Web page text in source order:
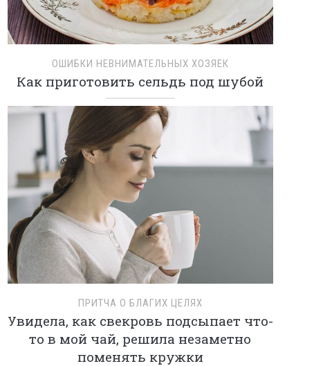
ОШИБКИ НЕВНИМАТЕЛЬНЫХ ХОЗЯЕК
Как приготовить сельдь под шубой
ПРИТЧА О БЛАГИХ ЦЕЛЯХ
Увидела, как свекровь подсыпает что-
то в мой чай, решила незаметно
поменять кружки